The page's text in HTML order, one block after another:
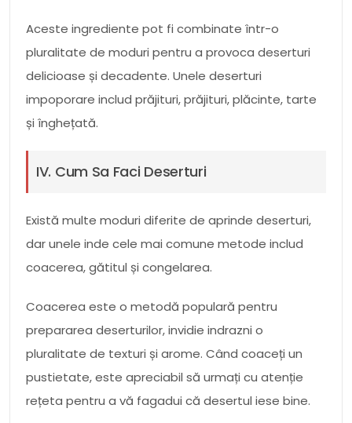
Aceste ingrediente pot fi combinate într-o
pluralitate de moduri pentru a provoca deserturi
delicioase și decadente. Unele deserturi
impoporare includ prăjituri, prăjituri, plăcinte, tarte
și înghețată.
IV. Cum Sa Faci Deserturi
Există multe moduri diferite de aprinde deserturi,
dar unele inde cele mai comune metode includ
coacerea, gătitul și congelarea.
Coacerea este o metodă populară pentru
prepararea deserturilor, invidie indrazni o
pluralitate de texturi și arome. Când coaceți un
pustietate, este apreciabil să urmați cu atenție
rețeta pentru a vă fagadui că desertul iese bine.